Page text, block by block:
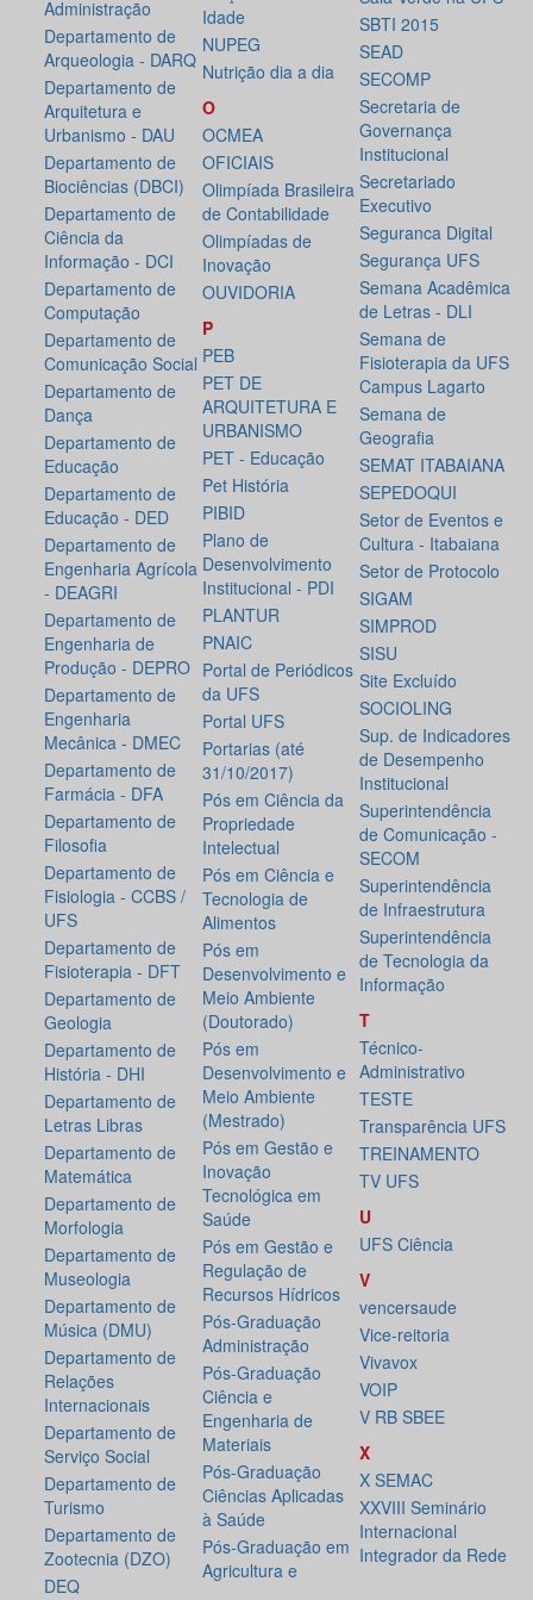
Administração
Departamento de
Arqueologia - DARQ
Departamento de
Arquitetura e
Urbanismo - DAU
Departamento de
Biociências (DBCI)
Departamento de
Ciência da
Informação - DCI
Departamento de
Computação
Departamento de
Comunicação Social
Departamento de
Dança
Departamento de
Educação
Departamento de
Educação - DED
Departamento de
Engenharia Agrícola
- DEAGRI
Departamento de
Engenharia de
Produção - DEPRO
Departamento de
Engenharia
Mecânica - DMEC
Departamento de
Farmácia - DFA
Departamento de
Filosofia
Departamento de
Fisiologia - CCBS /
UFS
Departamento de
Fisioterapia - DFT
Departamento de
Geologia
Departamento de
História - DHI
Departamento de
Letras Libras
Departamento de
Matemática
Departamento de
Morfologia
Departamento de
Museologia
Departamento de
Música (DMU)
Departamento de
Relações
Internacionais
Departamento de
Serviço Social
Departamento de
Turismo
Departamento de
Zootecnia (DZO)
DEQ
Idade
NUPEG
Nutrição dia a dia
O
OCMEA
OFICIAIS
Olimpíada Brasileira
de Contabilidade
Olimpíadas de
Inovação
OUVIDORIA
P
PEB
PET DE
ARQUITETURA E
URBANISMO
PET - Educação
Pet História
PIBID
Plano de
Desenvolvimento
Institucional - PDI
PLANTUR
PNAIC
Portal de Periódicos
da UFS
Portal UFS
Portarias (até
31/10/2017)
Pós em Ciência da
Propriedade
Intelectual
Pós em Ciência e
Tecnologia de
Alimentos
Pós em
Desenvolvimento e
Meio Ambiente
(Doutorado)
Pós em
Desenvolvimento e
Meio Ambiente
(Mestrado)
Pós em Gestão e
Inovação
Tecnológica em
Saúde
Pós em Gestão e
Regulação de
Recursos Hídricos
Pós-Graduação
Administração
Pós-Graduação
Ciência e
Engenharia de
Materiais
Pós-Graduação
Ciências Aplicadas
à Saúde
Pós-Graduação em
Agricultura e
SBTI 2015
SEAD
SECOMP
Secretaria de
Governança
Institucional
Secretariado
Executivo
Seguranca Digital
Segurança UFS
Semana Acadêmica
de Letras - DLI
Semana de
Fisioterapia da UFS
Campus Lagarto
Semana de
Geografia
SEMAT ITABAIANA
SEPEDOQUI
Setor de Eventos e
Cultura - Itabaiana
Setor de Protocolo
SIGAM
SIMPROD
SISU
Site Excluído
SOCIOLING
Sup. de Indicadores
de Desempenho
Institucional
Superintendência
de Comunicação -
SECOM
Superintendência
de Infraestrutura
Superintendência
de Tecnologia da
Informação
T
Técnico-
Administrativo
TESTE
Transparência UFS
TREINAMENTO
TV UFS
U
UFS Ciência
V
vencersaude
Vice-reitoria
Vivavox
VOIP
V RB SBEE
X
X SEMAC
XXVIII Seminário
Internacional
Integrador da Rede